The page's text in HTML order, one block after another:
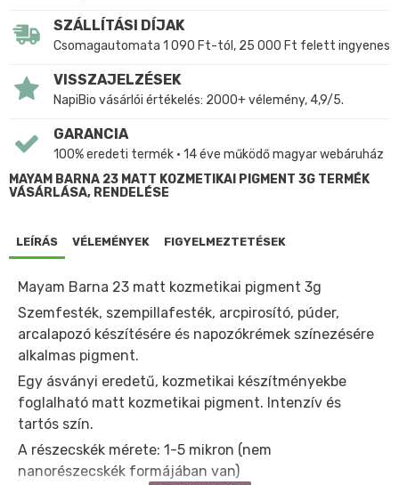
SZÁLLÍTÁSI DÍJAK
Csomagautomata 1 090 Ft-tól, 25 000 Ft felett ingyenes
VISSZAJELZÉSEK
NapiBio vásárlói értékelés: 2000+ vélemény, 4,9/5.
GARANCIA
100% eredeti termék • 14 éve működő magyar webáruház
MAYAM BARNA 23 MATT KOZMETIKAI PIGMENT 3G TERMÉK
VÁSÁRLÁSA, RENDELÉSE
LEÍRÁS VÉLEMÉNYEK FIGYELMEZTETÉSEK
Mayam Barna 23 matt kozmetikai pigment 3g
Szemfesték, szempillafesték, arcpirosító, púder,
arcalapozó készítésére és napozókrémek színezésére
alkalmas pigment.
Egy ásványi eredetű, kozmetikai készítményekbe
foglalható matt kozmetikai pigment. Intenzív és
tartós szín.
A részecskék mérete: 1-5 mikron (nem
nanorészecskék formájában van)